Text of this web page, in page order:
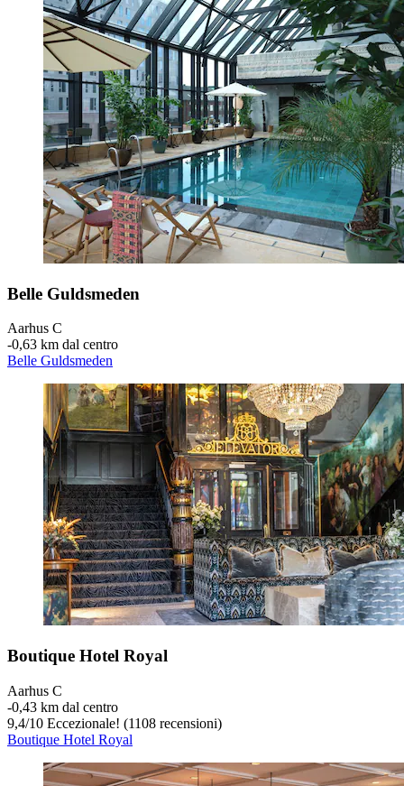
Belle Guldsmeden
Aarhus C
‐0,63 km dal centro
Belle Guldsmeden
Boutique Hotel Royal
Aarhus C
‐0,43 km dal centro
9,4/10 Eccezionale! (1108 recensioni)
Boutique Hotel Royal